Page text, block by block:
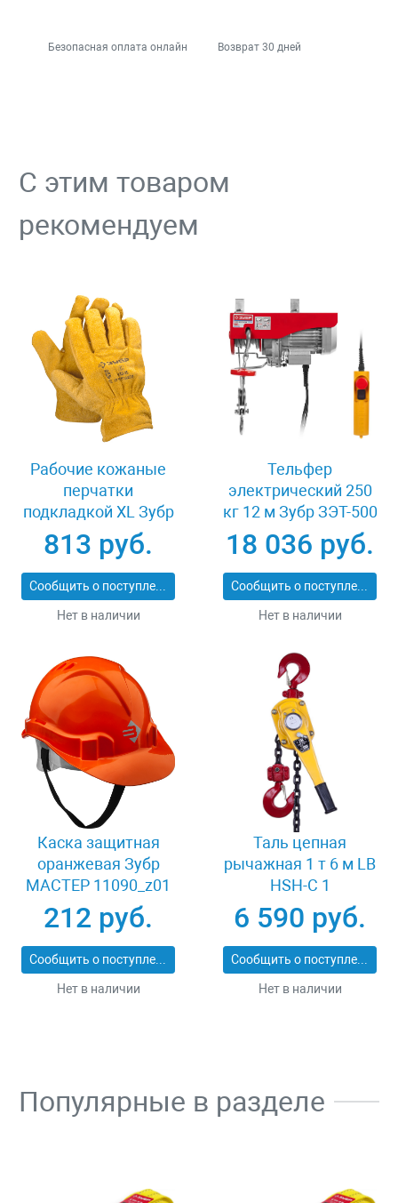
Безопасная оплата онлайн Возврат 30 дней
С этим товаром
рекомендуем
Рабочие кожаные
перчатки
подкладкой XL Зубр
МАСТЕР 1135-XL
813 руб.
Сообщить о поступлении
Нет в наличии
Тельфер
электрический 250
кг 12 м Зубр ЗЭТ-500
18 036 руб.
Сообщить о поступлении
Нет в наличии
Каска защитная
оранжевая Зубр
МАСТЕР 11090_z01
212 руб.
Сообщить о поступлении
Нет в наличии
Таль цепная
рычажная 1 т 6 м LB
HSH-C 1
6 590 руб.
Сообщить о поступлении
Нет в наличии
Популярные в разделе